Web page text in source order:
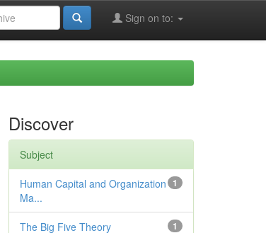
Sign on to:
Discover
Subject
1
Human Capital and Organization
Ma...
1
The Big Five Theory